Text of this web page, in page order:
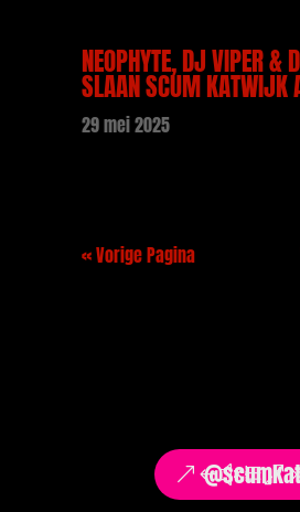
NEOPHYTE, DJ VIPER &
SLAAN SCUM KATWIJK
29 mei 2025
« Vorige Pagina